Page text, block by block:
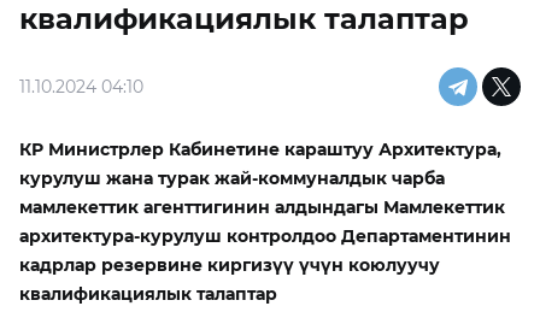
квалификациялык талаптар
11.10.2024 04:10
КР Министрлер Кабинетине караштуу Архитектура,
курулуш жана турак жай-коммуналдык чарба
мамлекеттик агенттигинин алдындагы Мамлекеттик
архитектура-курулуш контролдоо Департаментинин
кадрлар резервине киргизүү үчүн коюлуучу
квалификациялык талаптар